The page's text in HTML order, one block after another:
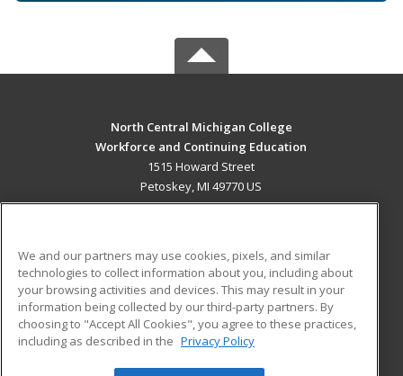
North Central Michigan College
Workforce and Continuing Education
1515 Howard Street
Petoskey, MI 49770 US
ADDITIONAL RESOURCES
Military
Financial Assistance
Help
Student Blog
We and our partners may use cookies, pixels, and similar
technologies to collect information about you, including about
your browsing activities and devices. This may result in your
information being collected by our third-party partners. By
choosing to "Accept All Cookies", you agree to these practices,
including as described in the Privacy Policy